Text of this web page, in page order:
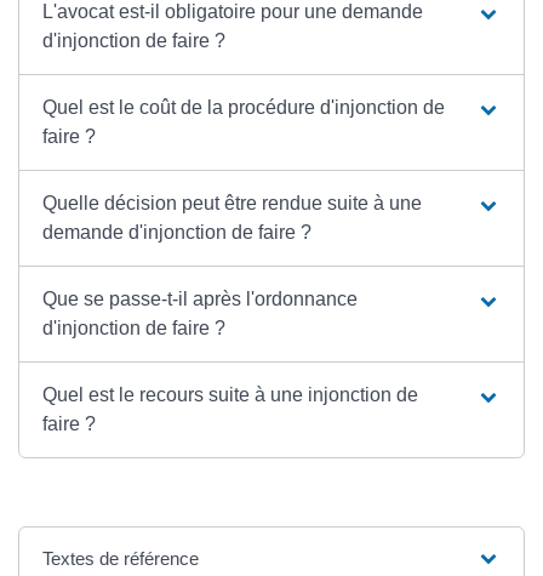
L'avocat est-il obligatoire pour une demande
d'injonction de faire ?
Quel est le coût de la procédure d'injonction de
faire ?
Quelle décision peut être rendue suite à une
demande d'injonction de faire ?
Que se passe-t-il après l'ordonnance
d'injonction de faire ?
Quel est le recours suite à une injonction de
faire ?
Textes de référence